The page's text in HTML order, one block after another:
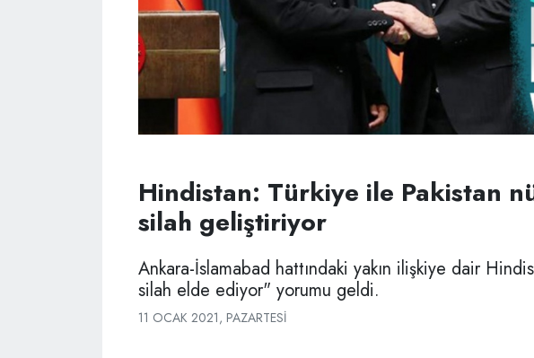
Hindistan: Türkiye ile Pakistan
silah geliştiriyor
Ankara-İslamabad hattındaki yakın ilişkiye dair
silah elde ediyor" yorumu geldi.
11 OCAK 2021, PAZARTESI